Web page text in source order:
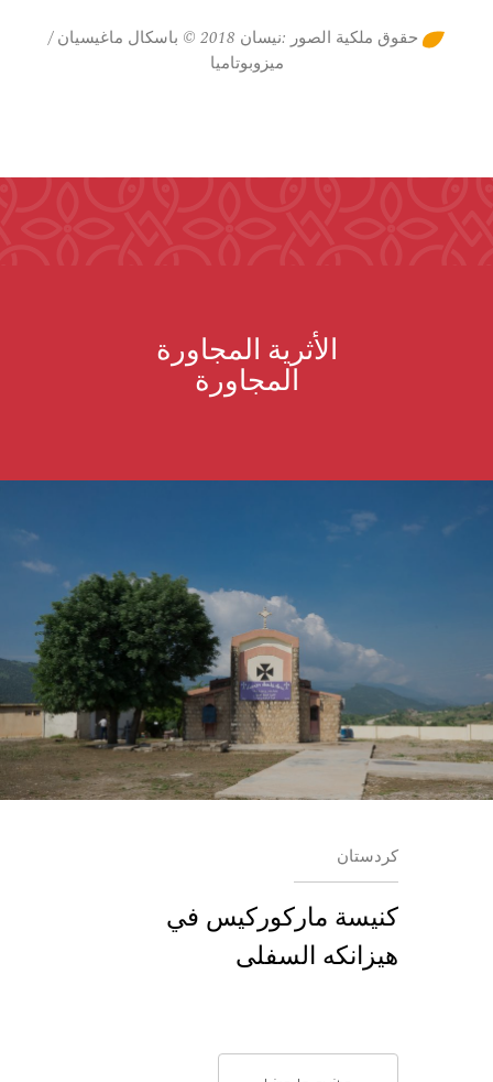
حقوق ملكية الصور :نيسان 2018 © باسكال ماغيسيان /
ميزوبوتاميا
الأثرية المجاورة
المجاورة
كردستان
كنيسة ماركوركيس في
هيزانكه السفلى